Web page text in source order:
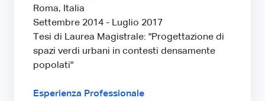
Roma, Italia
Settembre 2014 - Luglio 2017
Tesi di Laurea Magistrale: "Progettazione di
spazi verdi urbani in contesti densamente
popolati"
Esperienza Professionale